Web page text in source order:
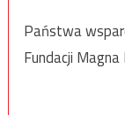
Państwa
Fundacji Magna